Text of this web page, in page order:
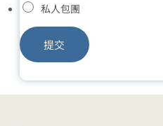
私人包團
提交